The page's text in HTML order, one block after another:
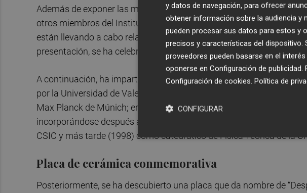
Además de exponer las múltiples actividades que se llevan a cabo
otros miembros del Instituto han incidido, entre otras líneas
están llevando a cabo relacionadas con los procesos de
presentación, se ha celebrado la reunión de la Sección de Ciencias
A continuación, ha impartido una conferencia elProf. Antonio Pich
por la Universidad de Valencia desde 1983, quien, entre otros, ha
Max Planck de Múnich; en el Laboratorio Europeo de Física de
incorporándose después al Instituto de Física Corpuscular (IFIC)
CSIC y más tarde (1998) como catedrático de Física Teórica de la
Placa de cerámica conmemorativa
Posteriormente, se ha descubierto una placa que da nombre de
y datos de navegación, para ofrecer
obtener información sobre la audiencia y
pueden procesar sus datos para estos y
precisos y características del dispositivo.
proveedores pueden basarse en el
oponerse en Configuración de publicidad.
Configuración de cookies. Política de
CONFIGURAR